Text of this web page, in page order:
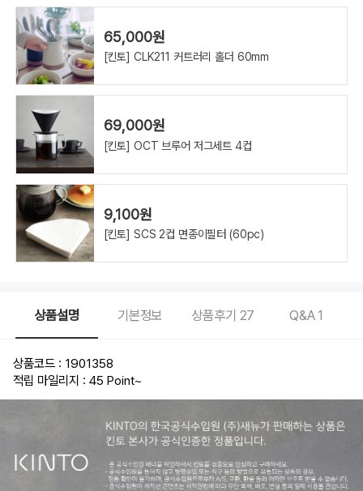
65,000원
[킨토] CLK211 커트러리 홀더 60mm
69,000원
[킨토] OCT 브루어 저그세트 4컵
9,100원
[킨토] SCS 2컵 면종이필터 (60pc)
상품설명 기본정보 상품후기 27 Q&A1
상품코드 : 1901358
적립 마일리지 : 45 Point~